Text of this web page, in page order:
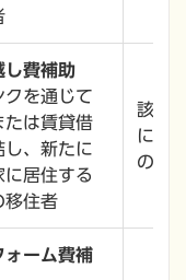
し費補助
クを通じて
たは賃貸借
、新たに
居住する
移住者
該当
にか
の2
ォーム費補